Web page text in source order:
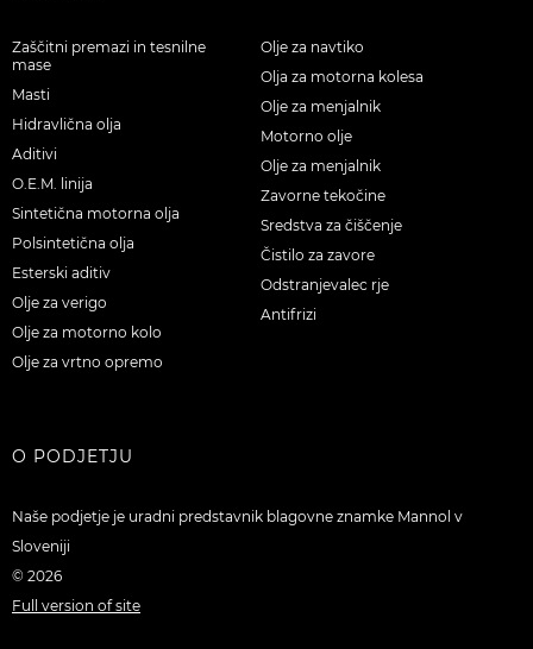
Zaščitni premazi in tesnilne
mase
Masti
Hidravlična olja
Aditivi
O.E.M. linija
Sintetična motorna olja
Polsintetična olja
Esterski aditiv
Olje za verigo
Olje za motorno kolo
Olje za vrtno opremo
Olje za navtiko
Olja za motorna kolesa
Olje za menjalnik
Motorno olje
Olje za menjalnik
Zavorne tekočine
Sredstva za čiščenje
Čistilo za zavore
Odstranjevalec rje
Antifrizi
O PODJETJU
Naše podjetje je uradni predstavnik blagovne znamke Mannol v
Sloveniji
© 2026
Full version of site